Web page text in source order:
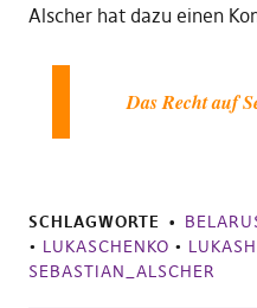
Alscher hat dazu einen
Das Recht auf
SCHLAGWORTE
• LUKASCHENKO •
SEBASTIAN_ALSCHER